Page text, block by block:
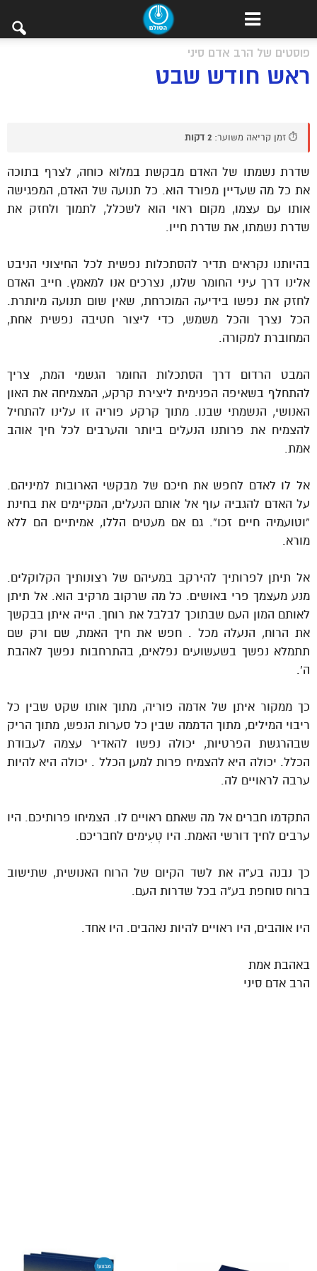
פוסטים של הרב אדם סיני
ראש חודש שבט
⏱️ זמן קריאה משוער: 2 דקות
שדרת נשמתו של האדם מבקשת במלוא כוחה, לצרף בתוכה
את כל מה שעדיין מפורד הוא. כל תנועה של האדם, המפגישה
אותו עם עצמו, מקום ראוי הוא לשכלל, לתמוך ולחזק את
שדרת נשמתו, את שדרת חייו.
בהיותנו נקראים תדיר להסתכלות נפשית לכל החיצוני הניבט
אלינו דרך עיני החומר שלנו, נצרכים אנו למאמץ. חייב האדם
לחזק את נפשו בידיעה המוכרחת, שאין שום תנועה מיותרת.
הכל נצרך והכל משמש, כדי ליצור חטיבה נפשית אחת,
המחוברת למקורה.
המבט הרדום דרך הסתכלות החומר הגשמי המת, צריך
להתחלף בשאיפה הפנימית ליצירת קרקע, המצמיחה את האון
האנושי, הנשמתי שבנו. מתוך קרקע פוריה זו עלינו להתחיל
להצמיח את פרותנו הנעלים ביותר והערבים לכל חיך אוהב
אמת.
אל לו לאדם לחפש את חיכם של מבקשי הארובות למיניהם.
על האדם להגביה עוף אל אותם הנעלים, המקיימים את בחינת
“וטועמיה חיים זכו”. גם אם מעטים הללו, אמיתיים הם ללא
מורא.
אל תיתן לפרותיך להירקב במעיהם של רצונותיך הקלוקלים.
מנע מעצמך פרי באושים. כל מה שרקוב מרקיב הוא. אל תיתן
לאותם המון העם שבתוכך לבלבל את רוחך. הייה איתן בבקשך
את הרוח, הנעלה מכל . חפש את חיך האמת, שם ורק שם
תתמלא נפשך בשעשועים נפלאים, בהתרחבות נפשך לאהבת
ה’.
כך ממקור איתן של אדמה פוריה, מתוך אותו שקט שבין כל
ריבוי המילים, מתוך הדממה שבין כל סערות הנפש, מתוך הריק
שבהרגשת הפרטיות, יכולה נפשו להאדיר עצמה לעבודת
הכלל. יכולה היא להצמיח פרות למען הכלל . יכולה היא להיות
ערבה לראויים לה.
התקדמו חברים אל מה שאתם ראויים לו. הצמיחו פרותיכם. היו
ערבים לחיך דורשי האמת. היו טְעִימים לחבריכם.
כך נבנה בע”ה את לשד הקיום של הרוח האנושית, שתישוב
ברוח סוחפת בע”ה בכל שדרות העם.
היו אוהבים, היו ראויים להיות נאהבים. היו אחד.
באהבת אמת
הרב אדם סיני